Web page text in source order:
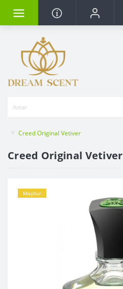
Creed Original Vetiver
Creed Original Vetiver
Məşhur